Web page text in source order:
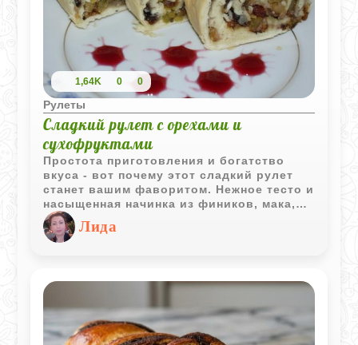
1,64K 0 0
Рулеты
Сладкий рулет с орехами и
сухофруктами
Простота приготовления и богатство
вкуса - вот почему этот сладкий рулет
станет вашим фаворитом. Нежное тесто и
насыщенная начинка из фиников, мака,
орехов и сухофруктов - всё, что нужно
для уютного чаепития или праздничного
десерта.
Лида